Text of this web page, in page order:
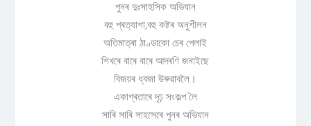
পুনৰ দুঃসাহসিক অভিযান
বহু প্ৰত্যাশা,বহু কষ্টৰ অনুশীলন
অতিমাত্ৰা ঠাণ্ডাকো চেৰ পেলাই
শিখৰে বাৰে বাৰে আদৰণি জনাইছে
বিজয়ৰ ধ্বজা উৰুৱাবলৈ।
একাগ্ৰতাৰে দৃঢ় সংকল্প লৈ
সাৰি সাৰি সাহসেৰে পুনৰ অভিযান